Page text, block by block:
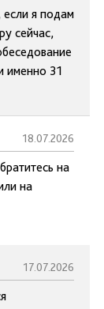
если я подам
сейчас,
именно 31
18.07.2026
на
на
17.07.2026